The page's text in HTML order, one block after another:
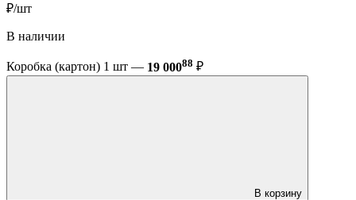
₽/шт
В наличии
Коробка (картон) 1 шт — 19 00088 ₽
В корзину